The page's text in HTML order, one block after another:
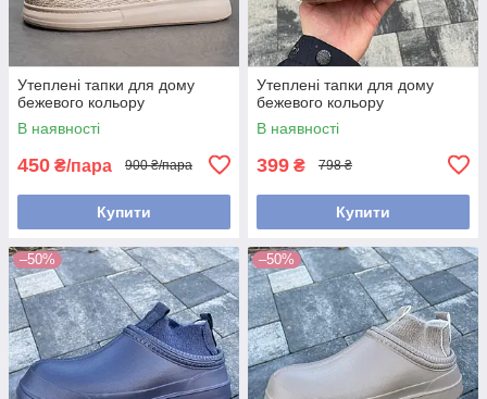
Утеплені тапки для дому
бежевого кольору
В наявності
450 ₴/пара 900 ₴/пара
Купити
Утеплені тапки для дому
бежевого кольору
В наявності
399 ₴ 798 ₴
Купити
–50% –50%